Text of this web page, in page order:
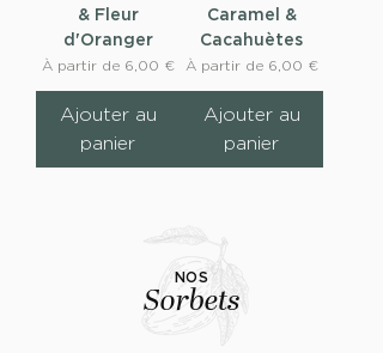
& Fleur
d'Oranger
À partir de 6,00 €
Prix promotionnel
Ajouter au
panier
Caramel &
Cacahuètes
À partir de 6,00 €
Prix promotionnel
Ajouter au
panier
NOS
Sorbets